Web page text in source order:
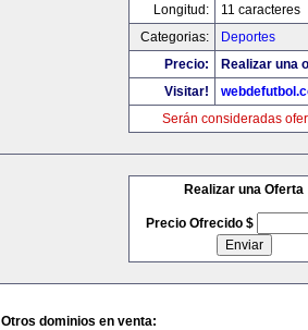
Longitud:
11 caracteres
Categorias:
Deportes
Precio:
Realizar una
Visitar!
Serán consideradas
Realizar una Oferta
Precio Ofrecido $
Otros dominios en venta: